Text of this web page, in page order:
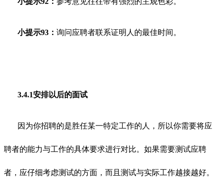
小提示93： 询问应聘者联系证明人的最佳时间。
3.4.1安排以后的面试
因为你招聘的是胜任某一特定工作的人，所以你需要将应
聘者的能力与工作的具体要求进行对比。如果需要测试应聘
者，应仔细考虑测试的方面，而且测试与实际工作越接越好。